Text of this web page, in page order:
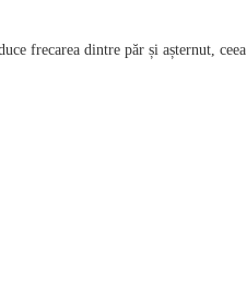
frecarea dintre păr și așternut,